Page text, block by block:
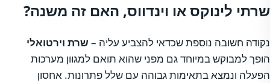
שרתי לינוקס או וינדווס, האם זה משנה?
נקודה חשובה נוספת שכדאי להצביע עליה – שרת וירטואלי
הופך למבוקש במיוחד גם מפני שהוא תואם למגוון מערכות
הפעלה ונמצא בתאימות גבוהה עם שלל פתרונות. אחסון